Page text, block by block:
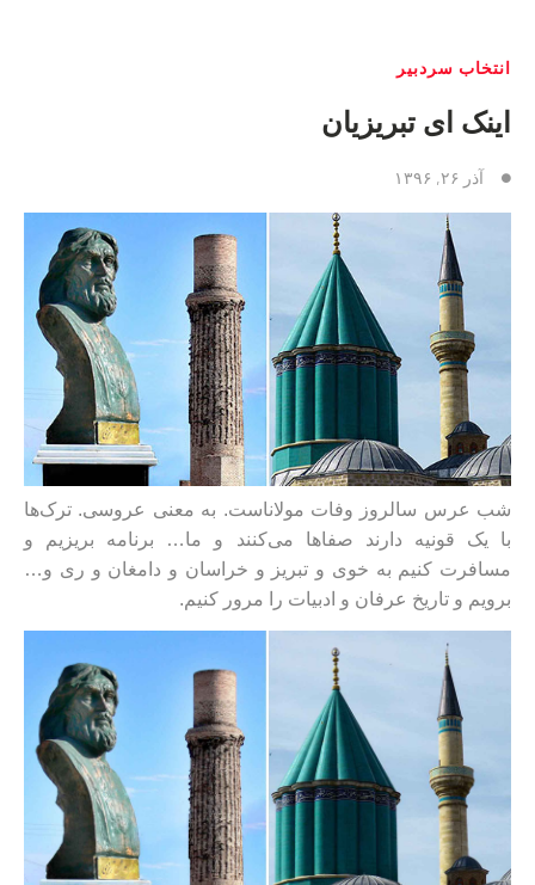
انتخاب سردبیر
اینک‌ ای تبریزیان
آذر ۲۶, ۱۳۹۶
شب عرس سالروز وفات مولاناست. به معنی عروسی. ترک‌ها
با یک قونیه دارند صفا‌ها می‌کنند و ما… برنامه بریزیم و
مسافرت کنیم به خوی و تبریز و خراسان و دامغان و ری و…
برویم و تاریخ عرفان و ادبیات را مرور کنیم.